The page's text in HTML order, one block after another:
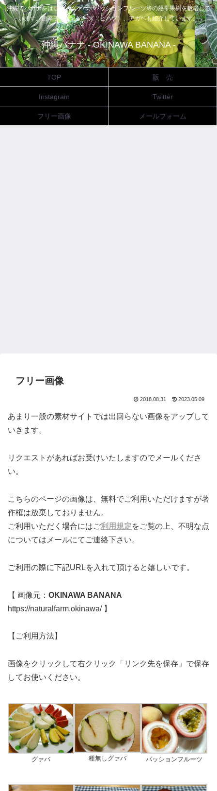
沖縄でバナナをはじめ、グァバ、パッションフルーツ等の熱帯果樹を栽培して
います。唐辛子、ピィパーズ（ヒハツ）、アガベも紹介しています。
沖縄バナナ - OKINAWA BANANA -
TOP 販 売
Instagram Twitter
フリー画像 メールフォーム
フリー画像
2018.08.31 2023.05.09
あまり一般の素材サイトでは出回らない画像をアップして
いきます。
リクエストがあればお受けいたしますのでメールくださ
い。
こちらのページの画像は、無料でご利用いただけますが著
作権は放棄しておりません。
ご利用いただく場合にはご利用規定をご覧の上、不明な点
についてはメールにてご連絡下さい。
ご利用の際に下記URLを入れて頂けると嬉しいです。
【 画像元： OKINAWA BANANA
https://naturalfarm.okinawa/ 】
【ご利用方法】
画像をクリックして右クリック「リンク先を保存」で保存
してお使いください。
グァバ 種無しグァバ パッションフルーツ